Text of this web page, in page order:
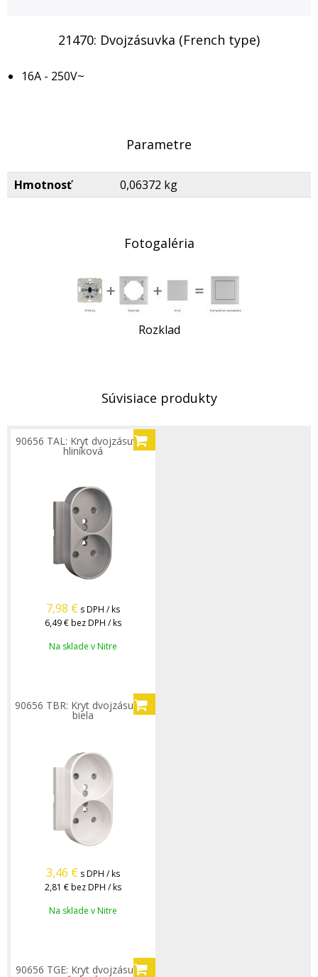
21470: Dvojzásuvka (French type)
16A - 250V~
Parametre
Hmotnosť 0,06372 kg
Fotogaléria
Rozklad
Súvisiace produkty
90656 TAL: Kryt dvojzásuvky,
hliníková
7,98 € s DPH / ks
6,49 €bez DPH / ks
Na sklade v Nitre
90656 TBR: Kryt dvojzásuvky,
biela
3,46 € s DPH / ks
2,81 €bez DPH / ks
Na sklade v Nitre
90656 TGE: Kryt dvojzásuvky,